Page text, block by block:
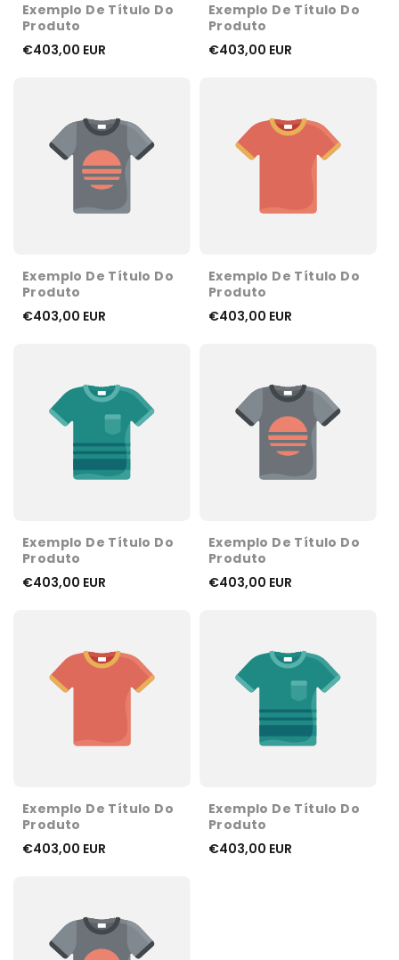
Exemplo De Título Do
Produto
€403,00 EUR
Exemplo De Título Do
Produto
€403,00 EUR
Exemplo De Título Do
Produto
€403,00 EUR
Exemplo De Título Do
Produto
€403,00 EUR
Exemplo De Título Do
Produto
€403,00 EUR
Exemplo De Título Do
Produto
€403,00 EUR
Exemplo De Título Do
Produto
€403,00 EUR
Exemplo De Título Do
Produto
€403,00 EUR